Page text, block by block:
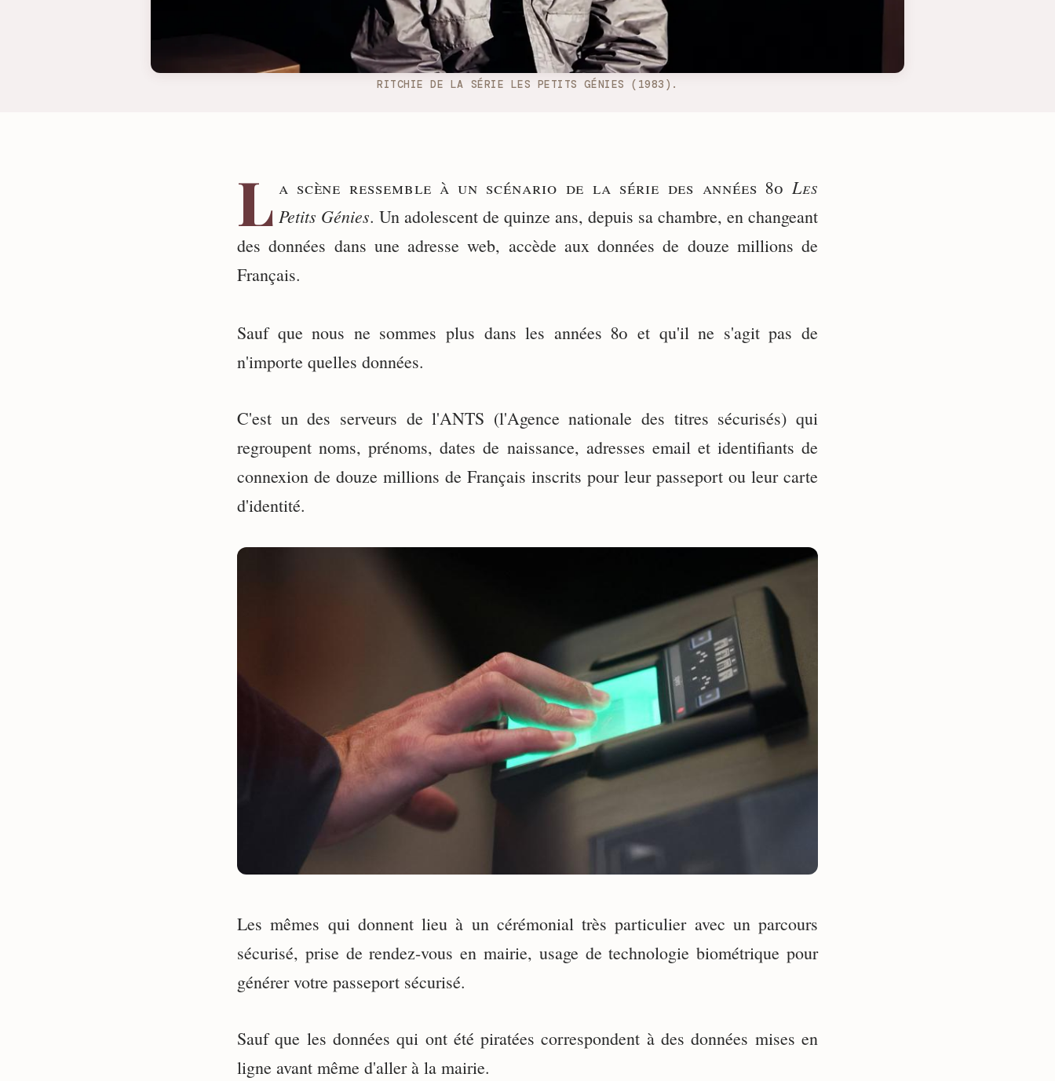
RITCHIE DE LA SÉRIE LES PETITS GÉNIES (1983).
L a scène ressemble à un scénario de la série des années 80Les
Petits Génies. Un adolescent de quinze ans, depuis sa chambre, en changeant
des données dans une adresse web, accède aux données de douze millions de
Français.
Sauf que nous ne sommes plus dans les années 80 et qu'il ne s'agit pas de
n'importe quelles données.
C'est un des serveurs de l'ANTS (l'Agence nationale des titres sécurisés) qui
regroupent noms, prénoms, dates de naissance, adresses email et identifiants de
connexion de douze millions de Français inscrits pour leur passeport ou leur carte
d'identité.
Les mêmes qui donnent lieu à un cérémonial très particulier avec un parcours
sécurisé, prise de rendez-vous en mairie, usage de technologie biométrique pour
générer votre passeport sécurisé.
Sauf que les données qui ont été piratées correspondent à des données mises en
ligne avant même d'aller à la mairie.